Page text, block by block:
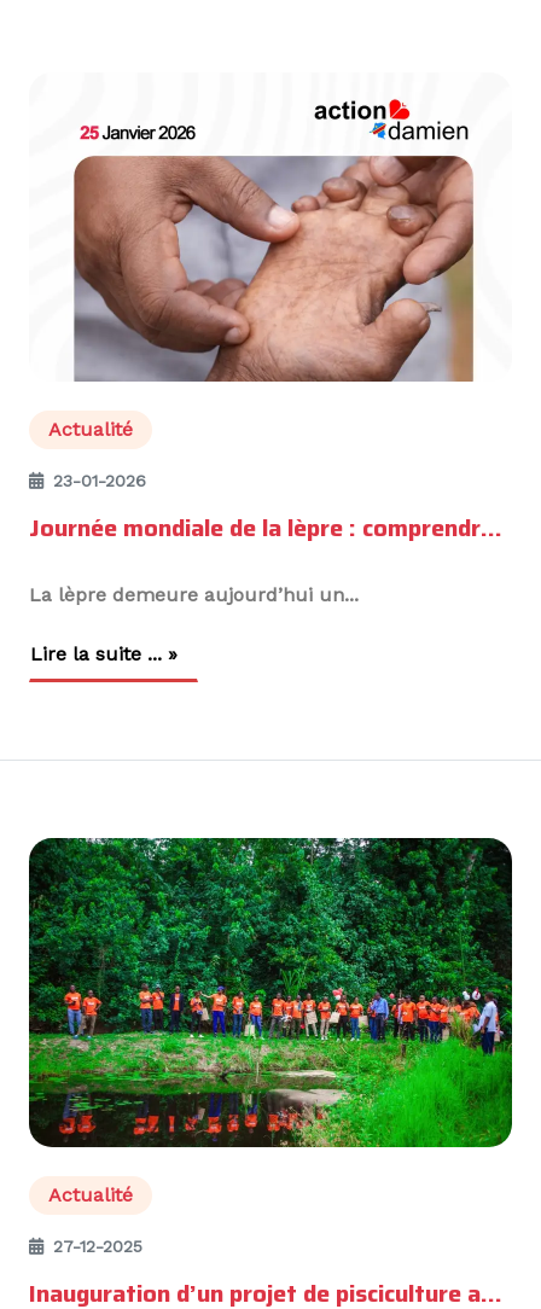
Actualité
23-01-2026
Journée mondiale de la lèpre : comprendre la maladie et renforcer la lutte en République Démocratique du Congo
La lèpre demeure aujourd’hui un...
Lire la suite ... »
Actualité
27-12-2025
Inauguration d’un projet de pisciculture au Kwilu avec le soutien de Rawbank